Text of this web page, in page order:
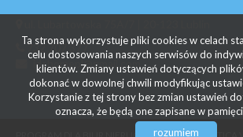
732 707 377
idshomepl@gmail.com
Ta strona wykorzystuje pliki cookies w celach
celu dostosowania naszych serwisów do
klientów. Zmiany ustawień dotyczących
dokonać w dowolnej chwili modyfikując
Korzystanie z tej strony bez zmian ustawień
oznacza, że będą one zapisane w
rozumiem